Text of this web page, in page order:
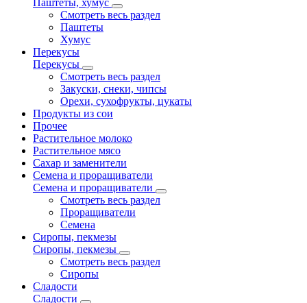
Паштеты, хумус
Смотреть весь раздел
Паштеты
Хумус
Перекусы
Перекусы
Смотреть весь раздел
Закуски, снеки, чипсы
Орехи, сухофрукты, цукаты
Продукты из сои
Прочее
Растительное молоко
Растительное мясо
Сахар и заменители
Семена и проращиватели
Семена и проращиватели
Смотреть весь раздел
Проращиватели
Семена
Сиропы, пекмезы
Сиропы, пекмезы
Смотреть весь раздел
Сиропы
Сладости
Сладости